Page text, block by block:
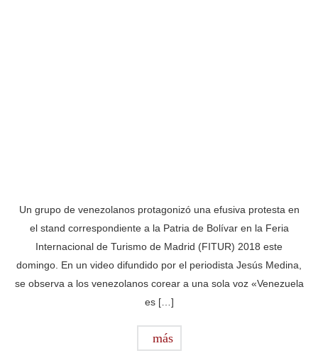
Un grupo de venezolanos protagonizó una efusiva protesta en
el stand correspondiente a la Patria de Bolívar en la Feria
Internacional de Turismo de Madrid (FITUR) 2018 este
domingo. En un video difundido por el periodista Jesús Medina,
se observa a los venezolanos corear a una sola voz «Venezuela
es […]
más